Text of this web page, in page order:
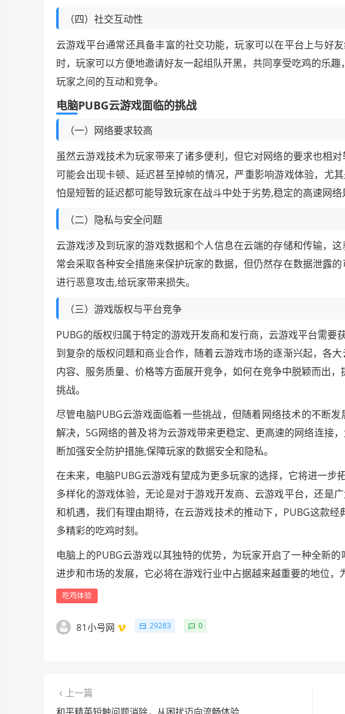
（四）社交互动性
云游戏平台通常还具备丰富的社交功能，玩家可以在平台上与好
时，玩家可以方便地邀请好友一起组队开黑，共同享受吃鸡的乐
玩家之间的互动和竞争。
电脑PUBG云游戏面临的挑战
（一）网络要求较高
虽然云游戏技术为玩家带来了诸多便利，但它对网络的要求也相
可能会出现卡顿、延迟甚至掉帧的情况，严重影响游戏体验，尤
怕是短暂的延迟都可能导致玩家在战斗中处于劣势,稳定的高速网络
（二）隐私与安全问题
云游戏涉及到玩家的游戏数据和个人信息在云端的存储和传输，
常会采取各种安全措施来保护玩家的数据，但仍然存在数据泄露
进行恶意攻击,给玩家带来损失。
（三）游戏版权与平台竞争
PUBG的版权归属于特定的游戏开发商和发行商，云游戏平台需要
到复杂的版权问题和商业合作，随着云游戏市场的逐渐兴起，各
内容、服务质量、价格等方面展开竞争，如何在竞争中脱颖而出
挑战。
尽管电脑PUBG云游戏面临着一些挑战，但随着网络技术的不断
解决，5G网络的普及将为云游戏带来更稳定、更高速的网络连接
断加强安全防护措施,保障玩家的数据安全和隐私。
在未来，电脑PUBG云游戏有望成为更多玩家的选择，它将进一步
多样化的游戏体验，无论是对于游戏开发商、云游戏平台，还是
和机遇，我们有理由期待，在云游戏技术的推动下，PUBG这款
多精彩的吃鸡时刻。
电脑上的PUBG云游戏以其独特的优势，为玩家开启了一种全新
进步和市场的发展，它必将在游戏行业中占据越来越重要的地位，
吃鸡体验
81小号网 29283 0
上一篇
和平精英短触问题消除，从困扰迈向流畅体验